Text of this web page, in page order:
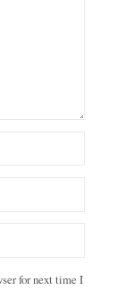
for next time I